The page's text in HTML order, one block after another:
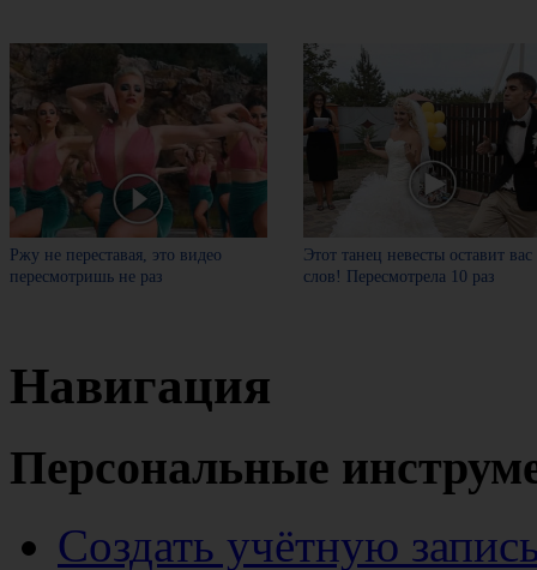
Ржу не переставая, это видео
пересмотришь не раз
Этот танец невесты оставит вас
слов! Пересмотрела 10 раз
Навигация
Персональные
Создать учётную